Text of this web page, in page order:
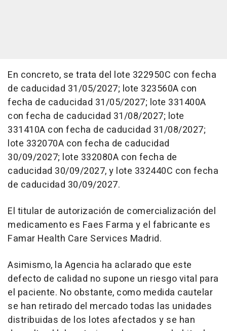
En concreto, se trata del lote 322950C con fecha
de caducidad 31/05/2027; lote 323560A con
fecha de caducidad 31/05/2027; lote 331400A
con fecha de caducidad 31/08/2027; lote
331410A con fecha de caducidad 31/08/2027;
lote 332070A con fecha de caducidad
30/09/2027; lote 332080A con fecha de
caducidad 30/09/2027, y lote 332440C con fecha
de caducidad 30/09/2027.
El titular de autorización de comercialización del
medicamento es Faes Farma y el fabricante es
Famar Health Care Services Madrid.
Asimismo, la Agencia ha aclarado que este
defecto de calidad no supone un riesgo vital para
el paciente. No obstante, como medida cautelar
se han retirado del mercado todas las unidades
distribuidas de los lotes afectados y se han